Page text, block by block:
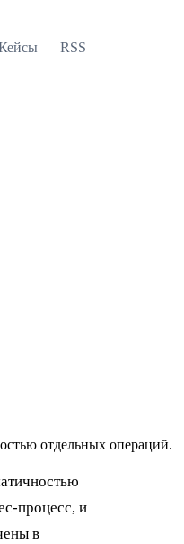
RSS
отдельных операций.
процесс, и
в